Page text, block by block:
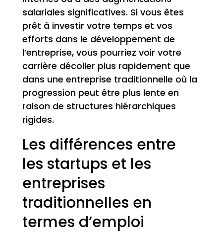
salariales significatives. Si vous êtes
prêt à investir votre temps et vos
efforts dans le développement de
l’entreprise, vous pourriez voir votre
carrière décoller plus rapidement que
dans une entreprise traditionnelle où la
progression peut être plus lente en
raison de structures hiérarchiques
rigides.
Les différences entre
les startups et les
entreprises
traditionnelles en
termes d’emploi